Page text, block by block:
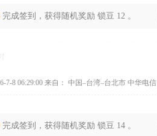
完成签到，获得随机奖励 锁豆 12 。
7-8 06:29:00 来自： 中国–台湾–台北市 中华电信
完成签到，获得随机奖励 锁豆 14 。